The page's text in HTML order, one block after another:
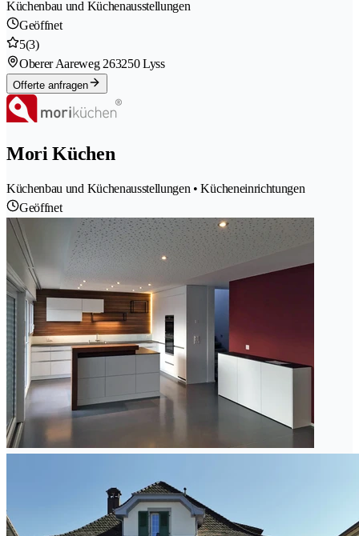
Küchenbau und Küchenausstellungen
Geöffnet
5(3)
Oberer Aareweg 263250 Lyss
Offerte anfragen
Mori Küchen
Küchenbau und Küchenausstellungen • Kücheneinrichtungen
Geöffnet